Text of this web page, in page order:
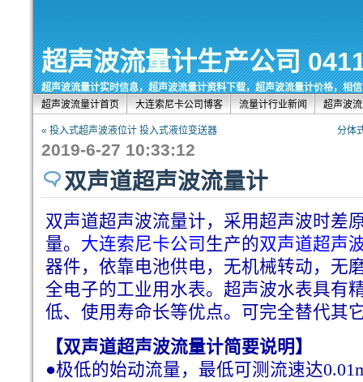
超声波流量计生产公司
超声波流量计实时信息，超声波流量计资料下载，超声波流量计价格，相
超声波流量计首页
大连索尼卡公司博客 流量计行业新闻 超声波
« 投入式超声波液位计 投入式液位变送器 分体
2019-6-27 10:33:12
双声道超声波流量计
双声道超声波流量计，采用超声波时差
量。 大连索尼卡公司 生产的双声道超声
器件，依靠电池供电，无机械转动，无
全电子的工业用水表。超声波水表具有
低、使用寿命长等优点。可完全替代其
【双声道超声波流量计简要说明】
●极低的始动流量，最低可测流速达